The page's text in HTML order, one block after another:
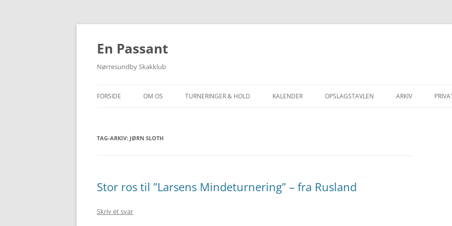
Hop
En Passant
Nørresundby Skakklub
FORSIDE OM OS
MEDLEMS-/RATINGLISTE
TURNERINGER & HOLD KALENDER OPSLAGSTAVLEN ARKIV
SKAKTUR TIL
SKAKFERIE I
TAG-ARKIV: JØRN SLOTH
Stor ros til ”Larsens Mindeturnering” – fra Rusland
Skriv et svar